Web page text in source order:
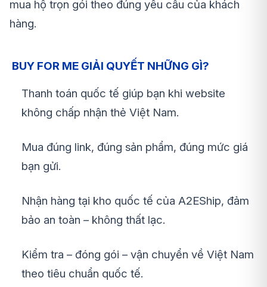
mua hộ trọn gói theo đúng yêu cầu của khách
hàng.
BUY FOR ME GIẢI QUYẾT NHỮNG GÌ?
Thanh toán quốc tế giúp bạn khi website
không chấp nhận thẻ Việt Nam.
Mua đúng link, đúng sản phẩm, đúng mức giá
bạn gửi.
Nhận hàng tại kho quốc tế của A2EShip, đảm
bảo an toàn – không thất lạc.
Kiểm tra – đóng gói – vận chuyển về Việt Nam
theo tiêu chuẩn quốc tế.